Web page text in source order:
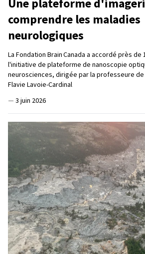
comprendre les maladies
neurologiques
La Fondation Brain Canada a accordé près de
l'initiative de plateforme de nanoscopie
neurosciences, dirigée par la professeure
Flavie Lavoie-Cardinal
— 3 juin 2026